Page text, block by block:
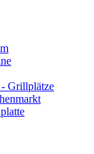
- Grillplätze